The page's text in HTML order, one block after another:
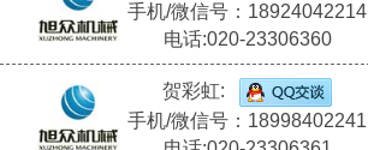
手机/微信号：18924042214
电话:020-23306360
贺彩虹:
手机/微信号：18998402241